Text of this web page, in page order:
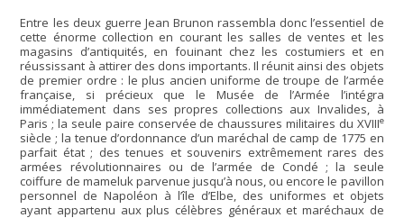
Entre les deux guerre Jean Brunon rassembla donc l’essentiel de
cette énorme collection en courant les salles de ventes et les
magasins d’antiquités, en fouinant chez les costumiers et en
réussissant à attirer des dons importants. Il réunit ainsi des objets
de premier ordre : le plus ancien uniforme de troupe de l’armée
française, si précieux que le Musée de l’Armée l’intégra
immédiatement dans ses propres collections aux Invalides, à
Paris ; la seule paire conservée de chaussures militaires du XVIIIe
siècle ; la tenue d’ordonnance d’un maréchal de camp de 1775 en
parfait état ; des tenues et souvenirs extrêmement rares des
armées révolutionnaires ou de l’armée de Condé ; la seule
coiffure de mameluk parvenue jusqu’à nous, ou encore le pavillon
personnel de Napoléon à l’île d’Elbe, des uniformes et objets
ayant appartenu aux plus célèbres généraux et maréchaux de